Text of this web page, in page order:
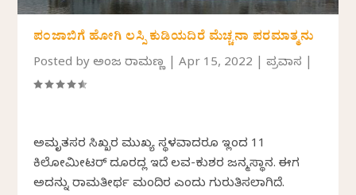
ಪಂಜಾಬಿಗೆ ಹೋಗಿ ಲಸ್ಸಿ ಕುಡಿಯದಿರೆ ಮೆಚ್ಚನಾ ಪರಮಾತ್ಮನು
Posted byಅಂಜಲಿ ರಾಮಣ್ಣ|Apr 15, 2022 |ಪ್ರವಾಸ
ಅಮೃತಸರ ಸಿಖ್ಖರ ಮುಖ್ಯ ಸ್ಥಳವಾದರೂ ಇಲ್ಲಿಂದ 11
ಕಿಲೋಮೀಟರ್ ದೂರದಲ್ಲಿ ಇದೆ ಲವ-ಕುಶರ ಜನ್ಮಸ್ಥಾನ. ಈಗ
ಅದನ್ನು ರಾಮತೀರ್ಥ ಮಂದಿರ ಎಂದು ಗುರುತಿಸಲಾಗಿದೆ.